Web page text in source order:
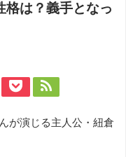
格は？義手となっ
が演じる主人公・紐倉